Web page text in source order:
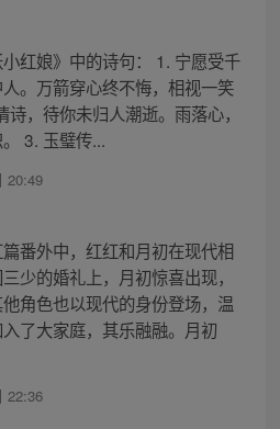
红娘》中的诗句： 1. 宁愿受千
。万箭穿心终不悔，相视一笑
，待你未归人潮逝。雨落心，
3. 玉璧传...
20:49
番外中，红红和月初在现代相
少的婚礼上，月初惊喜出现，
角色也以现代的身份登场，温
了大家庭，其乐融融。月初
22:36